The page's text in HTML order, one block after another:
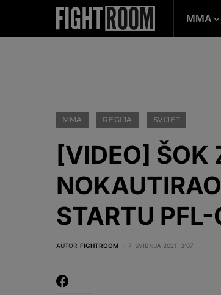
MMA
MMA REGIJA SVIJET
[VIDEO] ŠOK
STARTU
AUTOR FIGHTROOM 7. SVIBNJA 2021. 3:07